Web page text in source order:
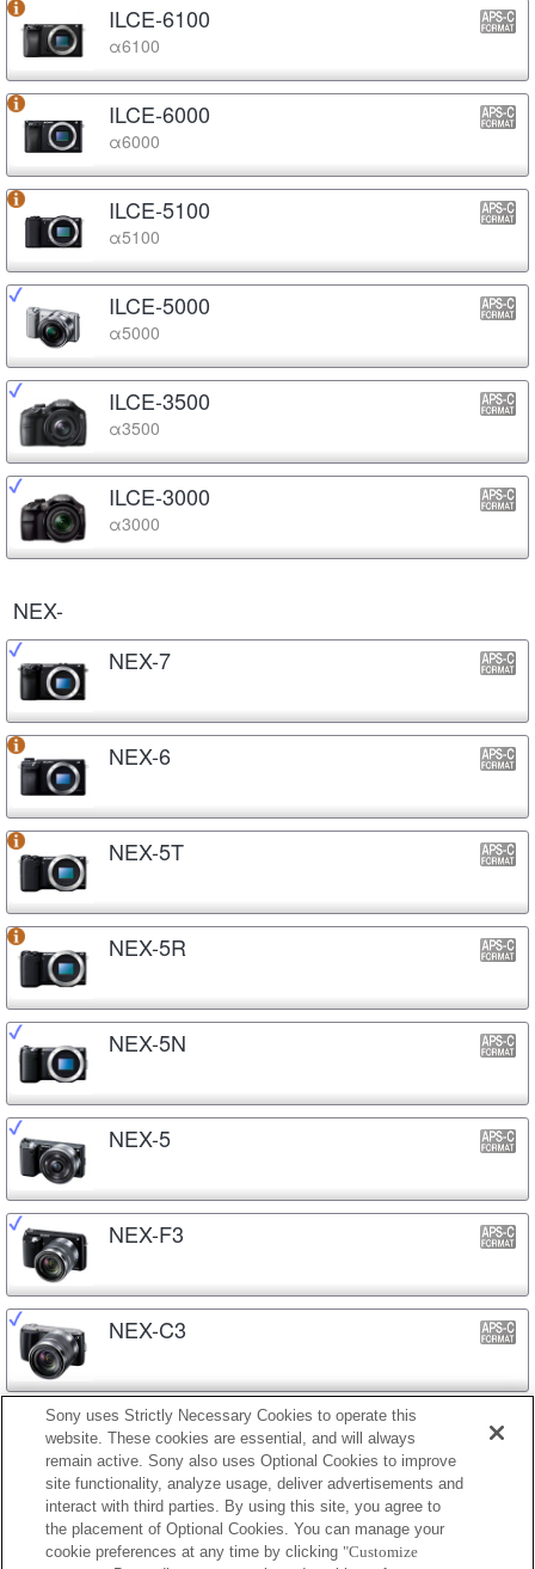
ILCE-6100
α6100
ILCE-6000
α6000
ILCE-5100
α5100
ILCE-5000
α5000
ILCE-3500
α3500
ILCE-3000
α3000
NEX-
NEX-7
NEX-6
NEX-5T
NEX-5R
NEX-5N
NEX-5
NEX-F3
NEX-C3
NEX-3N
NEX-3
Sony uses Strictly Necessary Cookies to operate this
website. These cookies are essential, and will always
remain active. Sony also uses Optional Cookies to improve
site functionality, analyze usage, deliver advertisements and
interact with third parties. By using this site, you agree to
the placement of Optional Cookies. You can manage your
cookie preferences at any time by clicking "Customize